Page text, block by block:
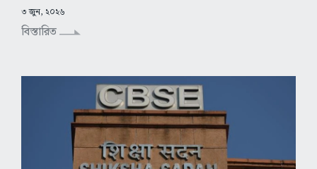
৩ জুন, ২০২৬
বিস্তারিত